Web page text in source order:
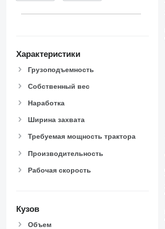
Характеристики
Грузоподъемность
Собственный вес
Наработка
Ширина захвата
Требуемая мощность трактора
Производительность
Рабочая скорость
Кузов
Объем